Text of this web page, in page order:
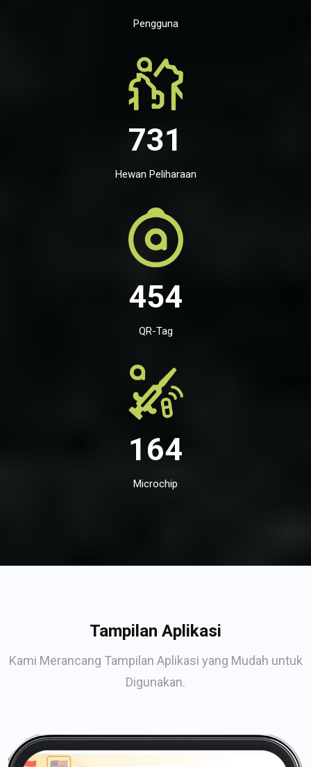
Pengguna
731
Hewan Peliharaan
454
QR-Tag
164
Microchip
Tampilan Aplikasi
Kami Merancang Tampilan Aplikasi yang Mudah untuk
Digunakan.